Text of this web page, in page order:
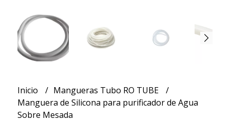
Inicio
Mangueras Tubo RO TUBE
Manguera de Silicona para purificador de Agua
Sobre Mesada